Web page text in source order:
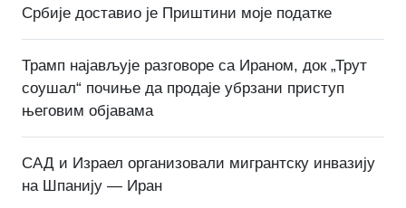
Србије доставио је Приштини моје податке
Трамп најављује разговоре са Ираном, док „Трут
соушал“ почиње да продаје убрзани приступ
његовим објавама
САД и Израел организовали мигрантску инвазију
на Шпанију — Иран